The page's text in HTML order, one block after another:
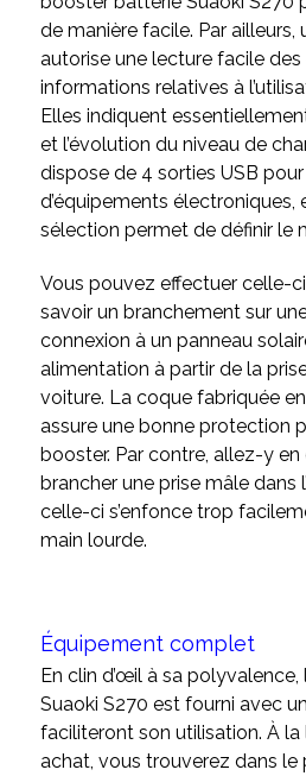
de manière facile. Par ailleurs,
autorise une lecture facile des
informations relatives à
Elles indiquent
et l’évolution du niveau de
dispose de 4 sorties USB
d’équipements
sélection permet de définir le
Vous pouvez effectuer celle-
savoir un branchement sur
connexion à un panneau
alimentation à partir de la
voiture. La coque fabriquée
assure une bonne protection
booster. Par contre, allez-y
brancher une prise mâle dans
celle-ci s’enfonce trop
main lourde.
Équipement complet
En clin d’œil à sa
Suaoki S270 est fourni avec
faciliteront son utilisation. À
achat, vous trouverez dans le